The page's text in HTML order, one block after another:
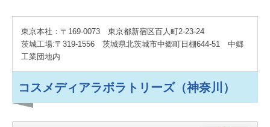
東京本社：〒169-0073 東京都新宿区百人町2-23-24
茨城工場:〒319-1556 茨城県北茨城市中郷町日棚644-51 中郷
工業団地内
コスメディアラボラトリーズ（神奈川）